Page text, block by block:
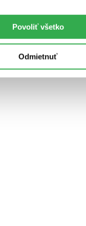
Povoliť všetko
Odmietnuť